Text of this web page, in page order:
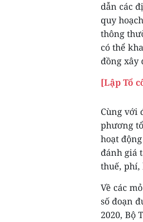
dẫn các
quy
thông
có thể
đồng xây
[Lập Tổ
Cùng với
phương
hoạt
đánh giá
thuế, phí,
Về các
số đoạn
2020, Bộ